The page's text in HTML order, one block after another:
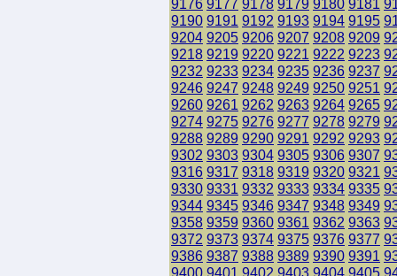
9176 9177 9178 9179 9180 9181
9190 9191 9192 9193 9194 9195
9204 9205 9206 9207 9208 9209
9218 9219 9220 9221 9222 9223
9232 9233 9234 9235 9236 9237
9246 9247 9248 9249 9250 9251
9260 9261 9262 9263 9264 9265
9274 9275 9276 9277 9278 9279
9288 9289 9290 9291 9292 9293
9302 9303 9304 9305 9306 9307
9316 9317 9318 9319 9320 9321
9330 9331 9332 9333 9334 9335
9344 9345 9346 9347 9348 9349
9358 9359 9360 9361 9362 9363
9372 9373 9374 9375 9376 9377
9386 9387 9388 9389 9390 9391
9400 9401 9402 9403 9404 9405